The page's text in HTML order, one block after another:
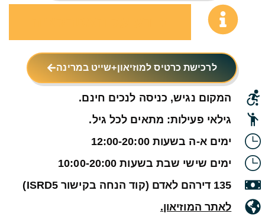
לרכישת כרטיס למוזיאון+שייט במרינה
המקום נגיש, כניסה לנכים חינם.
גילאי פעילות: מתאים לכל גיל.
ימים א-ה בשעות 12:00-20:00
ימים שישי שבת בשעות 10:00-20:00
135 דירהם לאדם (קוד הנחה בקישור ISRD5)
לאתר המוזיאון.